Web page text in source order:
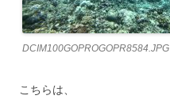
DCIM100GOPROGOPR8584.JPG
こちらは、